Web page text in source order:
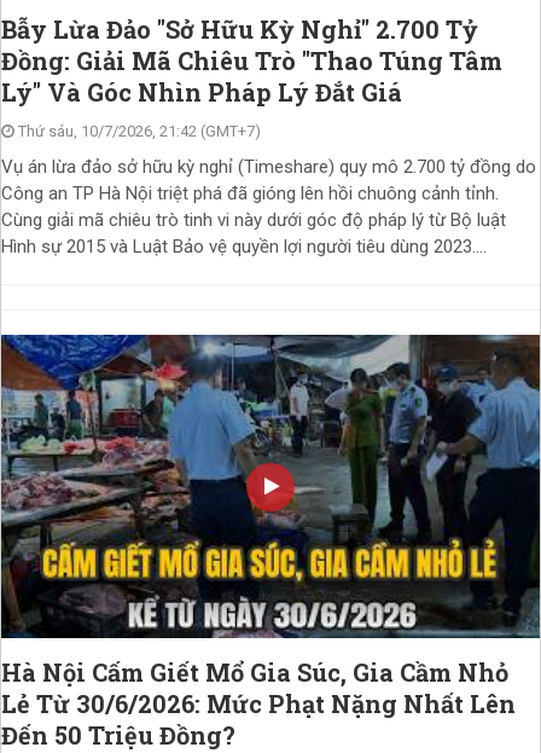
Bẫy Lừa Đảo "Sở Hữu Kỳ Nghỉ" 2.700 Tỷ
Đồng: Giải Mã Chiêu Trò "Thao Túng Tâm
Lý" Và Góc Nhìn Pháp Lý Đắt Giá
Thứ sáu, 10/7/2026, 21:42 (GMT+7)
Vụ án lừa đảo sở hữu kỳ nghỉ (Timeshare) quy mô 2.700 tỷ đồng do
Công an TP Hà Nội triệt phá đã gióng lên hồi chuông cảnh tỉnh.
Cùng giải mã chiêu trò tinh vi này dưới góc độ pháp lý từ Bộ luật
Hình sự 2015 và Luật Bảo vệ quyền lợi người tiêu dùng 2023....
Hà Nội Cấm Giết Mổ Gia Súc, Gia Cầm Nhỏ
Lẻ Từ 30/6/2026: Mức Phạt Nặng Nhất Lên
Đến 50 Triệu Đồng?